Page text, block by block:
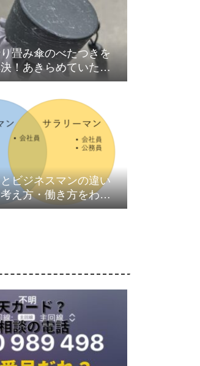
畳み傘のべたつきを
！あきらめていた人
ビジネスマンの違い
え方・働き方をわか